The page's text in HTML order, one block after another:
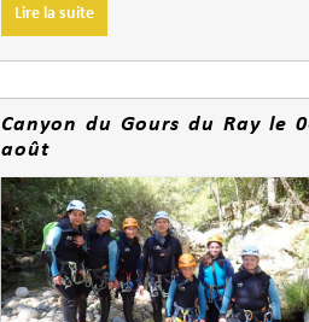
Lire la suite
Canyon du Gours du Ray le
août